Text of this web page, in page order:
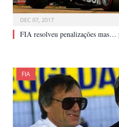
DEC 07, 2017
FIA resolveu penalizações
FIA